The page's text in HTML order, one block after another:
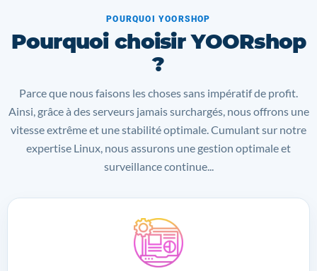
POURQUOI YOORSHOP
Pourquoi choisir YOORshop
?
Parce que nous faisons les choses sans impératif de profit.
Ainsi, grâce à des serveurs jamais surchargés, nous offrons une
vitesse extrême et une stabilité optimale. Cumulant sur notre
expertise Linux, nous assurons une gestion optimale et
surveillance continue...